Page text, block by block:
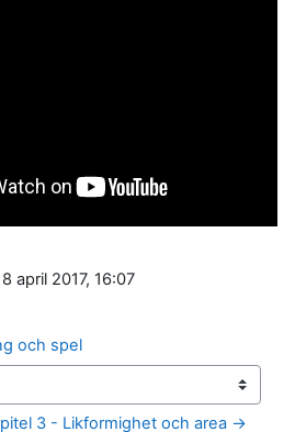
april 2017, 16:07
och spel
3 - Likformighet och area →